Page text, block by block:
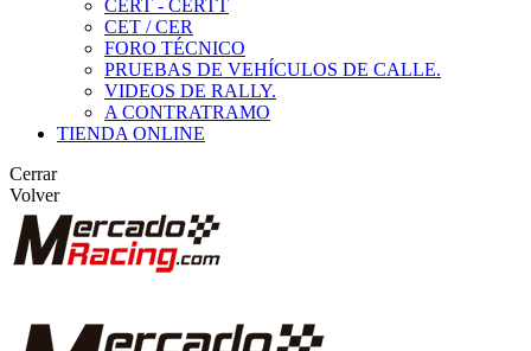
CERT - CERTT
CET / CER
FORO TÉCNICO
PRUEBAS DE VEHÍCULOS DE CALLE.
VIDEOS DE RALLY.
A CONTRATRAMO
TIENDA ONLINE
Cerrar
Volver